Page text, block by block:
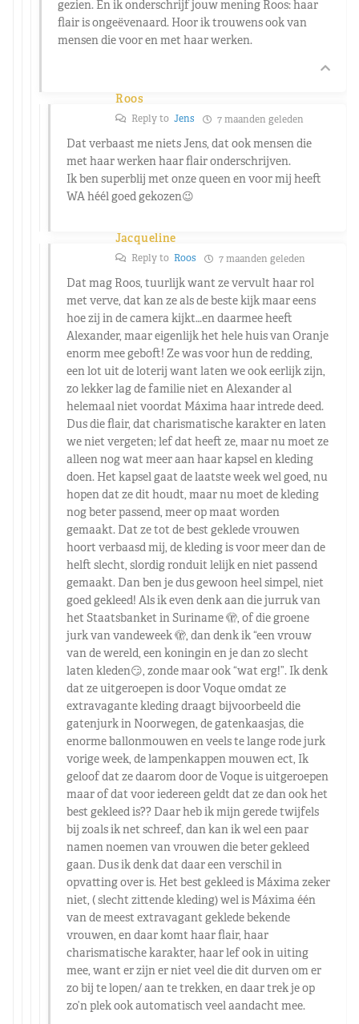
gezien. En ik onderschrijf jouw mening Roos: haar
flair is ongeëvenaard. Hoor ik trouwens ook van
mensen die voor en met haar werken.
Roos
Reply to Jens 7 maanden geleden
Dat verbaast me niets Jens, dat ook mensen die
met haar werken haar flair onderschrijven.
Ik ben superblij met onze queen en voor mij heeft
WA héél goed gekozen😉
Jacqueline
Reply to Roos 7 maanden geleden
Dat mag Roos, tuurlijk want ze vervult haar rol
met verve, dat kan ze als de beste kijk maar eens
hoe zij in de camera kijkt…en daarmee heeft
Alexander, maar eigenlijk het hele huis van Oranje
enorm mee geboft! Ze was voor hun de redding,
een lot uit de loterij want laten we ook eerlijk zijn,
zo lekker lag de familie niet en Alexander al
helemaal niet voordat Máxima haar intrede deed.
Dus die flair, dat charismatische karakter en laten
we niet vergeten; lef dat heeft ze, maar nu moet ze
alleen nog wat meer aan haar kapsel en kleding
doen. Het kapsel gaat de laatste week wel goed, nu
hopen dat ze dit houdt, maar nu moet de kleding
nog beter passend, meer op maat worden
gemaakt. Dat ze tot de best geklede vrouwen
hoort verbaasd mij, de kleding is voor meer dan de
helft slecht, slordig ronduit lelijk en niet passend
gemaakt. Dan ben je dus gewoon heel simpel, niet
goed gekleed! Als ik even denk aan die jurruk van
het Staatsbanket in Suriname 🫣, of die groene
jurk van vandeweek 🫣, dan denk ik “een vrouw
van de wereld, een koningin en je dan zo slecht
laten kleden😏, zonde maar ook “wat erg!”. Ik denk
dat ze uitgeroepen is door Voque omdat ze
extravagante kleding draagt bijvoorbeeld die
gatenjurk in Noorwegen, de gatenkaasjas, die
enorme ballonmouwen en veels te lange rode jurk
vorige week, de lampenkappen mouwen ect, Ik
geloof dat ze daarom door de Voque is uitgeroepen
maar of dat voor iedereen geldt dat ze dan ook het
best gekleed is?? Daar heb ik mijn gerede twijfels
bij zoals ik net schreef, dan kan ik wel een paar
namen noemen van vrouwen die beter gekleed
gaan. Dus ik denk dat daar een verschil in
opvatting over is. Het best gekleed is Máxima zeker
niet, ( slecht zittende kleding) wel is Máxima één
van de meest extravagant geklede bekende
vrouwen, en daar komt haar flair, haar
charismatische karakter, haar lef ook in uiting
mee, want er zijn er niet veel die dit durven om er
zo bij te lopen/ aan te trekken, en daar trek je op
zo’n plek ook automatisch veel aandacht mee.